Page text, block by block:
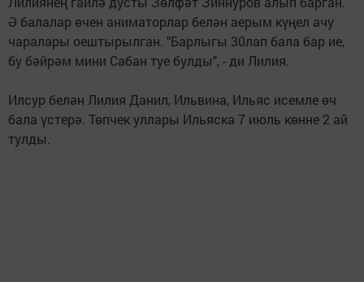
Ә балалар өчен аниматорлар белән аерым күңел ачу
чаралары оештырылган. "Барлыгы 30лап бала бар ие,
бу бәйрәм мини Сабан туе булды", - ди Лилия.
Илсур белән Лилия Данил, Ильвина, Ильяс исемле өч
бала үстерә. Төпчек уллары Ильяска 7 июль көнне 2 ай
тулды.